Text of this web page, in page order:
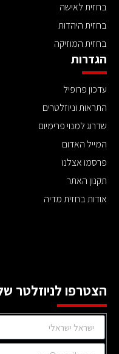
בחזית לאישה
בחזית היהדות
בחזית המוזיקה
הגדרות
עדכון פרופיל
התראות וניוזלטרים
שדרוג למנוי פרימיום
המייל האדום
פרסמו אצלנו
תקנון האתר
אודות בחזית מדיה
הצטרפו לניוזלטר